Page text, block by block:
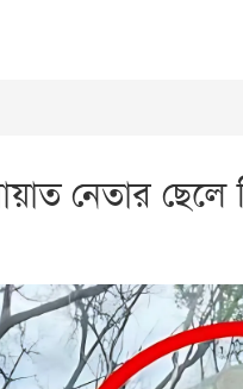
নেতার ছেলে